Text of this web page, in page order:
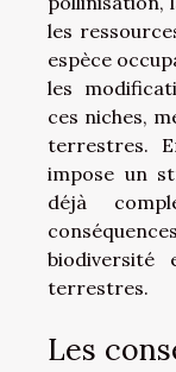
les
espèce
les
ces niches,
terrestres.
impose un
déjà
biodiversité
terrestres.
Les